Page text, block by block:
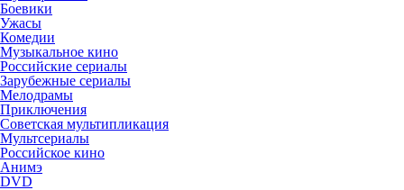
Боевики
Ужасы
Комедии
Музыкальное кино
Российские сериалы
Зарубежные сериалы
Мелодрамы
Приключения
Советская мультипликация
Мультсериалы
Российское кино
Анимэ
DVD